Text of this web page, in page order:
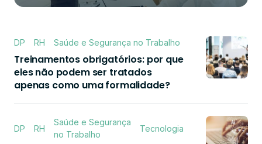
DP RH Saúde e Segurança no Trabalho
Treinamentos obrigatórios: por que
eles não podem ser tratados
apenas como uma formalidade?
DP RH
Saúde e Segurança
no Trabalho
Tecnologia